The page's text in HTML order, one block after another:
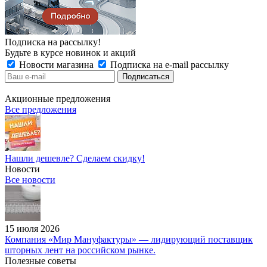
Подписка на рассылку!
Будьте в курсе новинок и акций
Новости магазина
Подписка на e-mail рассылку
Акционные предложения
Все предложения
Нашли дешевле? Сделаем скидку!
Новости
Все новости
15 июля 2026
Компания «Мир Мануфактуры» — лидирующий поставщик
шторных лент на российском рынке.
Полезные советы